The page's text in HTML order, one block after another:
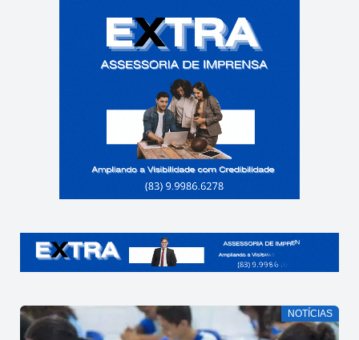
NOTÍCIAS